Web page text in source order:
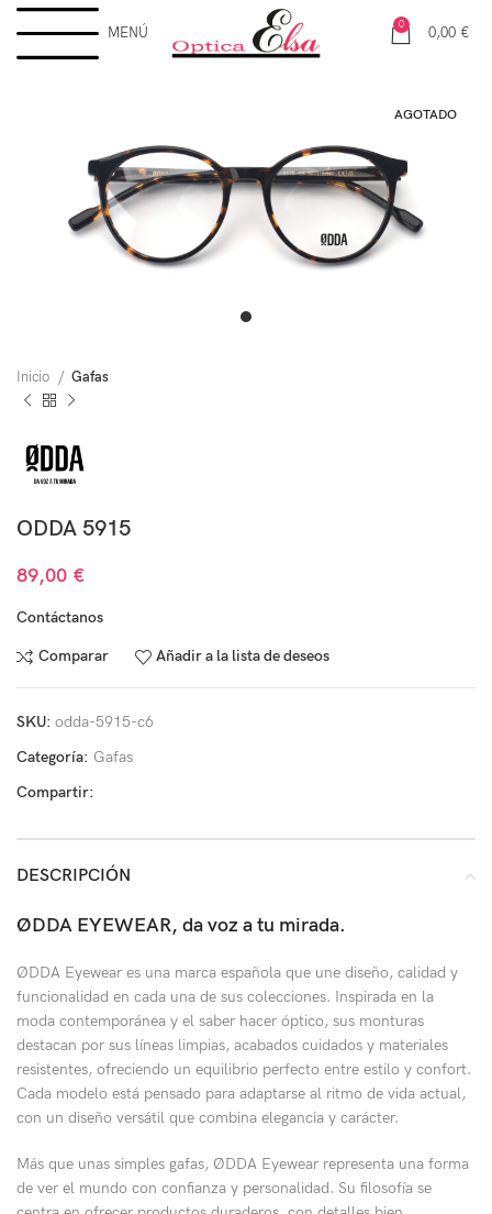
MENÚ 0 0,00 €
AGOTADO
Inicio Gafas
ODDA 5915
89,00 €
Contáctanos
Comparar Añadir a la lista de deseos
SKU: odda-5915-c6
Categoría: Gafas
Compartir:
DESCRIPCIÓN
ØDDA EYEWEAR, da voz a tu mirada.
ØDDA Eyewear es una marca española que une diseño, calidad y
funcionalidad en cada una de sus colecciones. Inspirada en la
moda contemporánea y el saber hacer óptico, sus monturas
destacan por sus líneas limpias, acabados cuidados y materiales
resistentes, ofreciendo un equilibrio perfecto entre estilo y confort.
Cada modelo está pensado para adaptarse al ritmo de vida actual,
con un diseño versátil que combina elegancia y carácter.
Más que unas simples gafas, ØDDA Eyewear representa una forma
de ver el mundo con confianza y personalidad. Su filosofía se